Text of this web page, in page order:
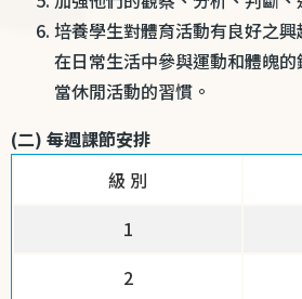
培養學生對體育活動有良好之
在日常生活中參與運動和體魄
當休閒活動的習慣。
(二) 每週課節安排
級 別
1
2